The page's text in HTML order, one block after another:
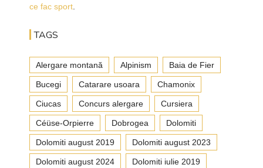
ce fac sport
TAGS
Alergare montană Alpinism Baia de Fier
Bucegi Catarare usoara Chamonix
Ciucas Concurs alergare Cursiera
Céüse-Orpierre Dobrogea Dolomiti
Dolomiti august 2019 Dolomiti august 2023
Dolomiti august 2024 Dolomiti iulie 2019